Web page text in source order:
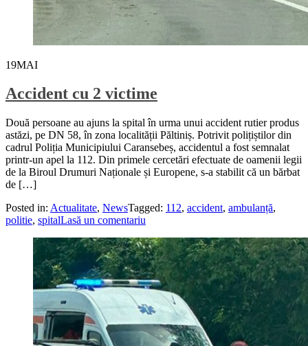
19MAI
Accident cu 2 victime
Două persoane au ajuns la spital în urma unui accident rutier produs
astăzi, pe DN 58, în zona localității Păltiniș. Potrivit polițiștilor din
cadrul Poliția Municipiului Caransebeș, accidentul a fost semnalat
printr-un apel la 112. Din primele cercetări efectuate de oamenii legii
de la Biroul Drumuri Naționale și Europene, s-a stabilit că un bărbat
de […]
Posted in: Actualitate, NewsTagged: 112, accident, ambulanță,
politie, spitalLasă un comentariu